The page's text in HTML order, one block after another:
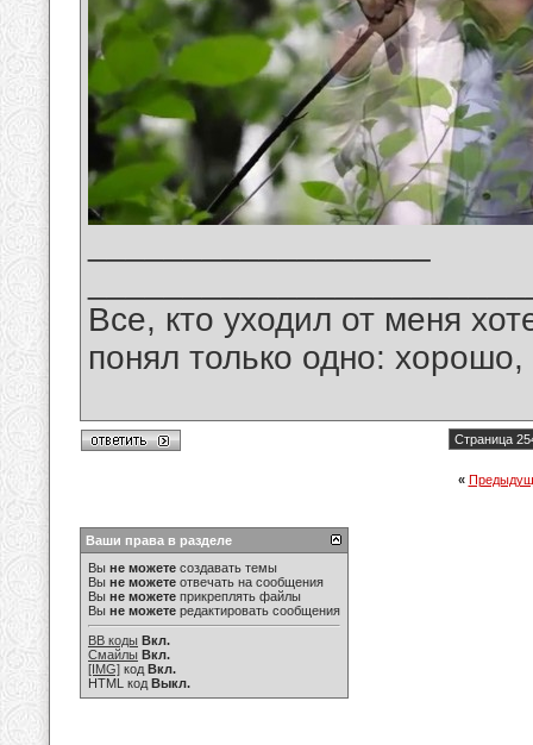
Все, кто уходил от меня
понял только одно:
Страница
«
Ваши права в разделе
Вы не можете создавать темы
Вы не можете отвечать на сообщения
Вы не можете прикреплять файлы
Вы не можете редактировать сообщения
BB коды Вкл.
Смайлы Вкл.
[IMG] код Вкл.
HTML код Выкл.